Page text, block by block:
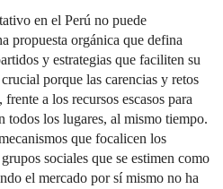
en el Perú no puede
propuesta orgánica que defina
y estrategias que faciliten su
porque las carencias y retos
a los recursos escasos para
todos los lugares, al mismo tiempo.
que focalicen los
sociales que se estimen como
el mercado por sí mismo no ha